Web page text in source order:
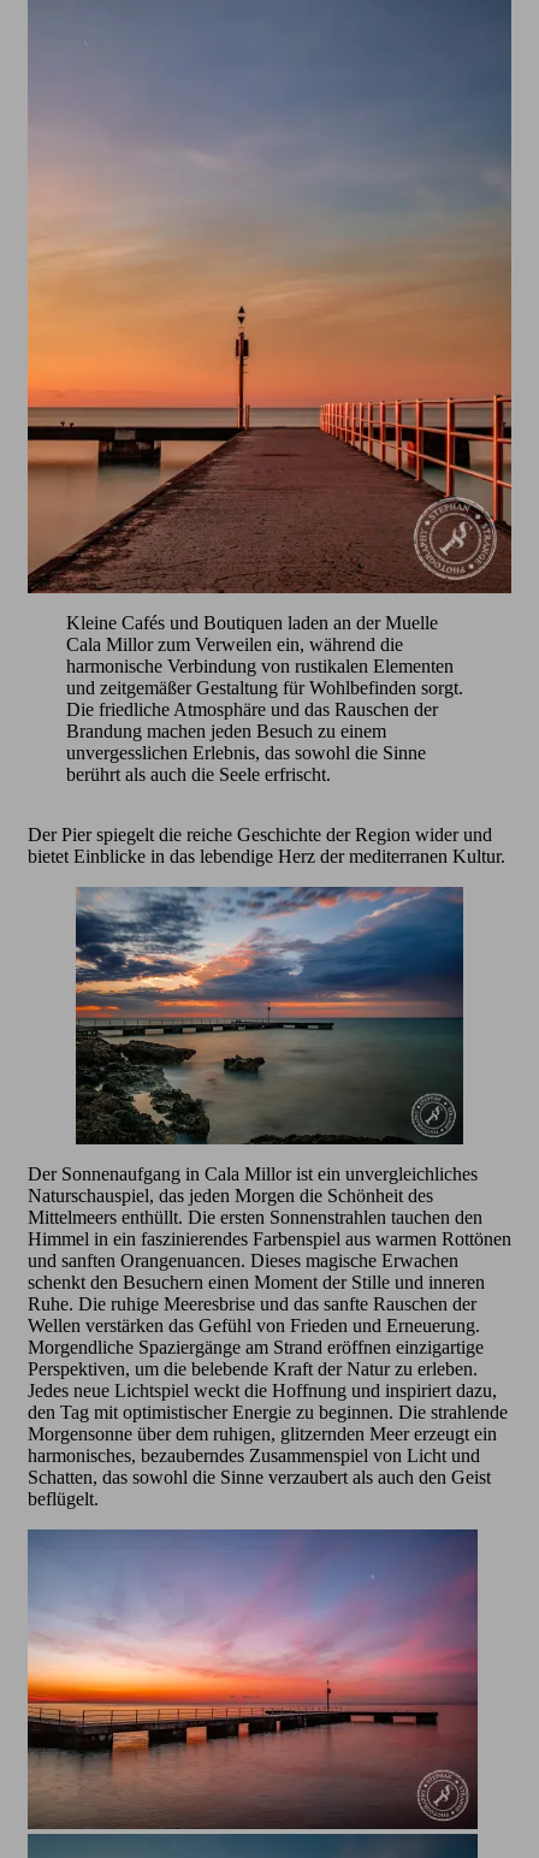
Kleine Cafés und Boutiquen laden an der Muelle
Cala Millor zum Verweilen ein, während die
harmonische Verbindung von rustikalen Elementen
und zeitgemäßer Gestaltung für Wohlbefinden sorgt.
Die friedliche Atmosphäre und das Rauschen der
Brandung machen jeden Besuch zu einem
unvergesslichen Erlebnis, das sowohl die Sinne
berührt als auch die Seele erfrischt.
Der Pier spiegelt die reiche Geschichte der Region wider und
bietet Einblicke in das lebendige Herz der mediterranen Kultur.
Der Sonnenaufgang in Cala Millor ist ein unvergleichliches
Naturschauspiel, das jeden Morgen die Schönheit des
Mittelmeers enthüllt. Die ersten Sonnenstrahlen tauchen den
Himmel in ein faszinierendes Farbenspiel aus warmen Rottönen
und sanften Orangenuancen. Dieses magische Erwachen
schenkt den Besuchern einen Moment der Stille und inneren
Ruhe. Die ruhige Meeresbrise und das sanfte Rauschen der
Wellen verstärken das Gefühl von Frieden und Erneuerung.
Morgendliche Spaziergänge am Strand eröffnen einzigartige
Perspektiven, um die belebende Kraft der Natur zu erleben.
Jedes neue Lichtspiel weckt die Hoffnung und inspiriert dazu,
den Tag mit optimistischer Energie zu beginnen. Die strahlende
Morgensonne über dem ruhigen, glitzernden Meer erzeugt ein
harmonisches, bezauberndes Zusammenspiel von Licht und
Schatten, das sowohl die Sinne verzaubert als auch den Geist
beflügelt.